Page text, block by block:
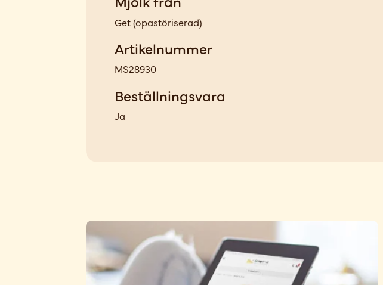
Get(opastöriserad)
Artikelnummer
MS28930
Beställningsvara
Ja